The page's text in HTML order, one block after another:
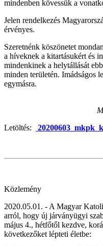
mindenben kövessük a
Jelen rendelkezés
érvényes.
Szeretnénk köszönetet
a híveknek a kitartásukért és
mindenkinek a helytállását
minden területén. Imádságos
egymásra.
Letöltés:
Közlemény
2020.05.01. - A Magyar
arról, hogy új járványügyi
május 4., hétfőtől kezdve,
következőket lépteti életbe: